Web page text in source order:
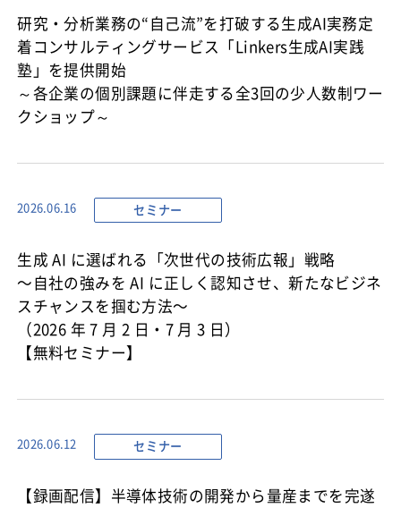
研究・分析業務の“自己流”を打破する生成AI実務定
着コンサルティングサービス「Linkers生成AI実践
塾」を提供開始
～各企業の個別課題に伴走する全3回の少人数制ワー
クショップ～
2026.06.16 セミナー
生成 AI に選ばれる「次世代の技術広報」戦略
〜自社の強みを AI に正しく認知させ、新たなビジネ
スチャンスを掴む方法〜
（2026 年 7 月 2 日・7 月 3 日）
【無料セミナー】
2026.06.12 セミナー
【録画配信】半導体技術の開発から量産までを完遂